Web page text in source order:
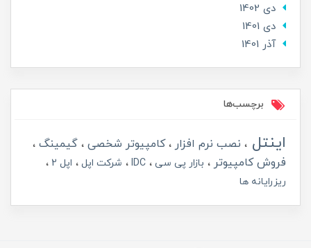
دی 1402
دی 1401
آذر 1401
برچسب‌ها
اینتل نصب نرم افزار کامپیوتر شخصی
گیمینگ
فروش کامپیوتر
بازار پی سی IDC شرکت اپل
اپل 2
ریزرایانه ها